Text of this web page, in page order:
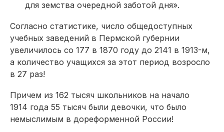
для земства очередной заботой дня».
Согласно статистике, число общедоступных
учебных заведений в Пермской губернии
увеличилось со 177 в 1870 году до 2141 в 1913-м,
а количество учащихся за этот период возросло
в 27 раз!
Причем из 162 тысяч школьников на начало
1914 года 55 тысяч были девочки, что было
немыслимым в дореформенной России!